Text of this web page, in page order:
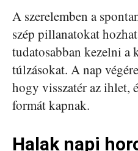
A szerelemben a
szép pillanatokat
tudatosabban kezelni a
túlzásokat. A nap
hogy visszatér az ihlet,
formát kapnak.
Halak napi